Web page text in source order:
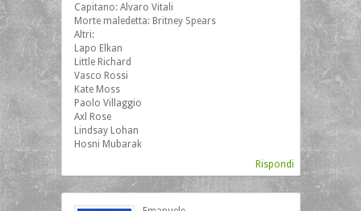
Capitano: Alvaro Vitali
Morte maledetta: Britney Spears
Altri:
Lapo Elkan
Little Richard
Vasco Rossi
Kate Moss
Paolo Villaggio
Axl Rose
Lindsay Lohan
Hosni Mubarak
Rispondi